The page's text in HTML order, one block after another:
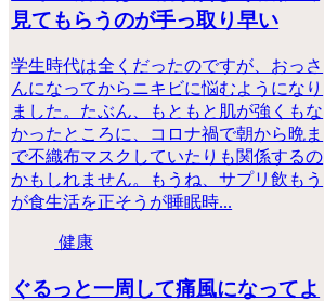
見てもらうのが手っ取り早い
学生時代は全くだったのですが、おっさ
んになってからニキビに悩むようになり
ました。たぶん、もともと肌が強くもな
かったところに、コロナ禍で朝から晩ま
で不織布マスクしていたりも関係するの
かもしれません。もうね、サプリ飲もう
が食生活を正そうが睡眠時...
健康
ぐるっと一周して痛風になってよ